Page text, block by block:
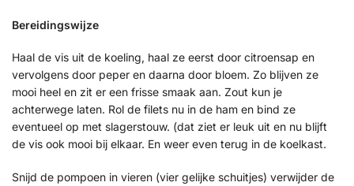
Bereidingswijze
Haal de vis uit de koeling, haal ze eerst door citroensap en
vervolgens door peper en daarna door bloem. Zo blijven ze
mooi heel en zit er een frisse smaak aan. Zout kun je
achterwege laten. Rol de filets nu in de ham en bind ze
eventueel op met slagerstouw. (dat ziet er leuk uit en nu blijft
de vis ook mooi bij elkaar. En weer even terug in de koelkast.
Snijd de pompoen in vieren (vier gelijke schuitjes) verwijder de